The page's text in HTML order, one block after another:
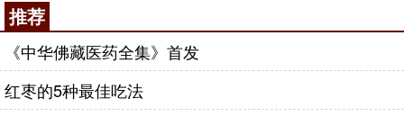
推荐
《中华佛藏医药全集》首发
红枣的5种最佳吃法